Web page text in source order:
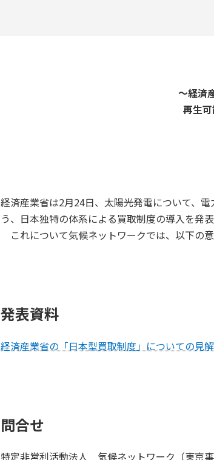
～経済
再生
経済産業省は2月24日、太陽光発電について、
う、日本独特の体系による買取制度の導入を発表
これについて気候ネットワークでは、以下の意
発表資料
経済産業省の「日本型買取制度」についての見解
問合せ
特定非営利活動法人 気候ネットワーク（東京事